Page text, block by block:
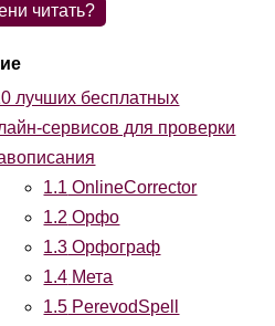
читать?
лучших бесплатных
сервисов для проверки
1.1 OnlineCorrector
1.2 Орфо
1.3 Орфограф
1.4 Мета
1.5 PerevodSpell